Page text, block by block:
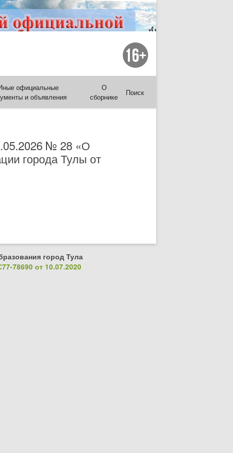
официальные
и объявления
О
сборнике
Поиск
№ 28 «О
города Тулы от
город Тула
78690 от 10.07.2020